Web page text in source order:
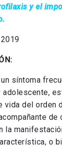
y el
síntoma
vida del orden
de
la
o